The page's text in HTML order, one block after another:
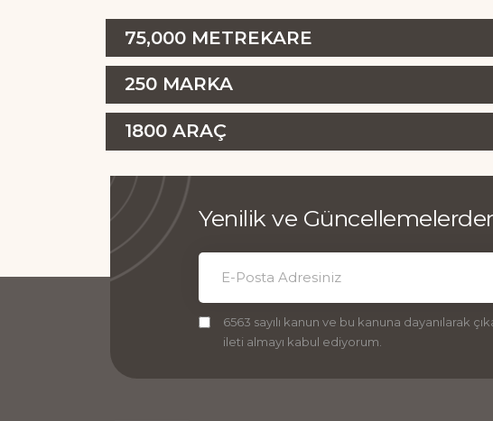
75,000 METREKARE
250 MARKA
1800 ARAÇ
Yenilik ve
6563 sayılı kanun ve bu kanuna dayanılarak
ileti almayı kabul ediyorum.